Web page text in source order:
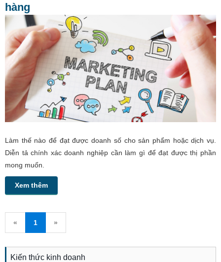
hàng
Làm thế nào để đạt được doanh số cho sản phẩm hoặc dịch vụ.
Diễn tả chính xác doanh nghiệp cần làm gì để đạt được thị phần
mong muốn.
Xem thêm
« 1 »
Kiến thức kinh doanh